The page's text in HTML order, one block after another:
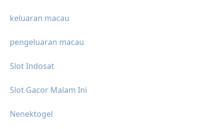
keluaran macau
pengeluaran macau
Slot Indosat
Slot Gacor Malam Ini
Nenektogel